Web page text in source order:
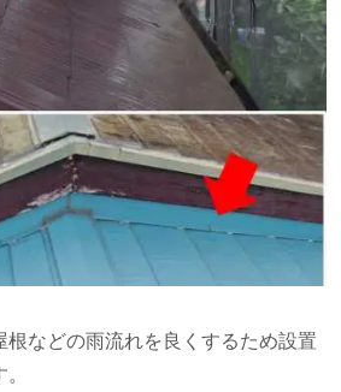
根などの雨流れを良くするため設置